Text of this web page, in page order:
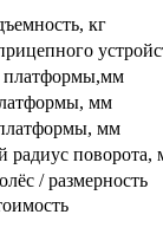
кг
мм
мм
радиус поворота,
/ размерность